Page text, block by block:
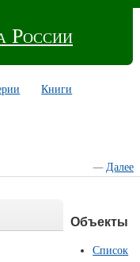
России
Книги
—Далее
Объекты
Список